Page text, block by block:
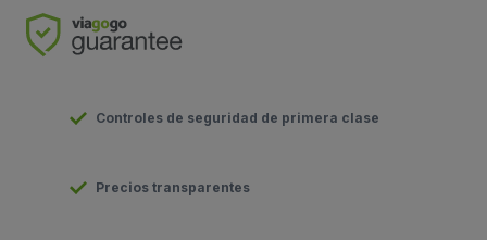
Controles de seguridad de primera clase
Precios transparentes